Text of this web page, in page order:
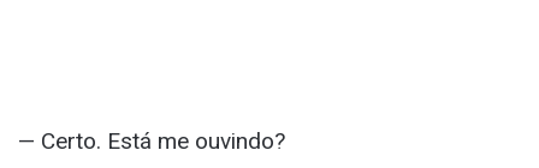
— Certo. Está me ouvindo?